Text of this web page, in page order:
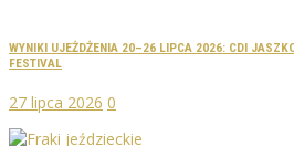
WYNIKI UJEŻDŻENIA 20–26 LIPCA 2026: CDI
FESTIVAL
27 lipca 2026 0